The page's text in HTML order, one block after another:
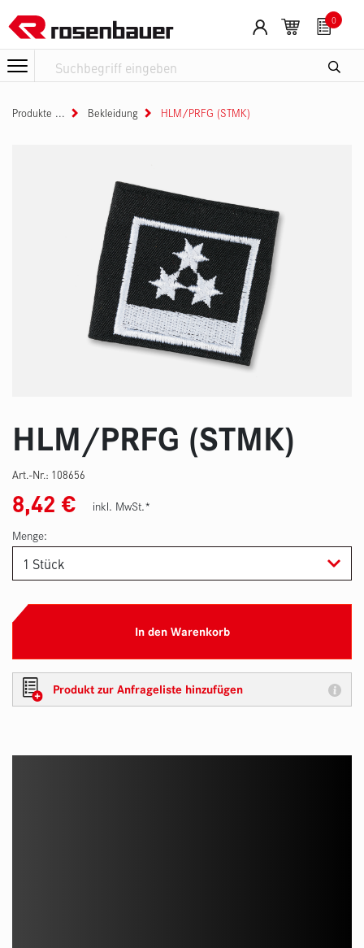
0
Produkte Bekleidung HLM/PRFG (STMK)
HLM/PRFG (STMK)
Art.-Nr.: 108656
8,42 €
inkl. MwSt.*
Menge:
In den Warenkorb
Produkt zur Anfrageliste hinzufügen